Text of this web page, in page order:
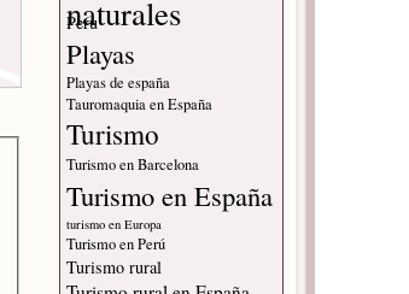
Peru
Playas
Playas de españa
Tauromaquia en España
Turismo
Turismo en Barcelona
Turismo en España
turismo en Europa
Turismo en Perú
Turismo rural